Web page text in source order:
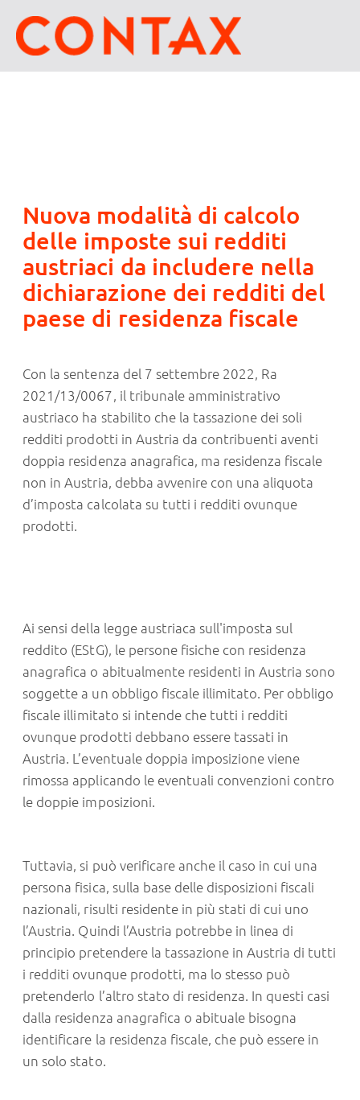
Nuova modalità di calcolo
delle imposte sui redditi
austriaci da includere nella
dichiarazione dei redditi del
paese di residenza fiscale
Con la sentenza del 7 settembre 2022, Ra
2021/13/0067, il tribunale amministrativo
austriaco ha stabilito che la tassazione dei soli
redditi prodotti in Austria da contribuenti aventi
doppia residenza anagrafica, ma residenza fiscale
non in Austria, debba avvenire con una aliquota
d’imposta calcolata su tutti i redditi ovunque
prodotti.
Ai sensi della legge austriaca sull'imposta sul
reddito (EStG), le persone fisiche con residenza
anagrafica o abitualmente residenti in Austria sono
soggette a un obbligo fiscale illimitato. Per obbligo
fiscale illimitato si intende che tutti i redditi
ovunque prodotti debbano essere tassati in
Austria. L’eventuale doppia imposizione viene
rimossa applicando le eventuali convenzioni contro
le doppie imposizioni.
Tuttavia, si può verificare anche il caso in cui una
persona fisica, sulla base delle disposizioni fiscali
nazionali, risulti residente in più stati di cui uno
l’Austria. Quindi l’Austria potrebbe in linea di
principio pretendere la tassazione in Austria di tutti
i redditi ovunque prodotti, ma lo stesso può
pretenderlo l’altro stato di residenza. In questi casi
dalla residenza anagrafica o abituale bisogna
identificare la residenza fiscale, che può essere in
un solo stato.